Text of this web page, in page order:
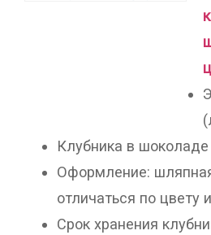
Клубника в
Оформление:
отличаться по цвету
Срок хранения